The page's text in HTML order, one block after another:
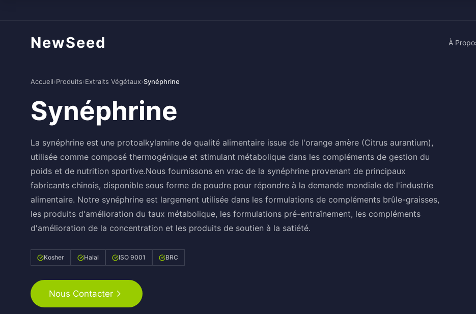
NewSeed À
Accueil›Produits›Extraits Végétaux›Synéphrine
Synéphrine
La synéphrine est une protoalkylamine de qualité alimentaire issue de l'orange amère (Citrus aurantium),
utilisée comme composé thermogénique et stimulant métabolique dans les compléments de gestion du
poids et de nutrition sportive.Nous fournissons en vrac de la synéphrine provenant de principaux
fabricants chinois, disponible sous forme de poudre pour répondre à la demande mondiale de l'industrie
alimentaire. Notre synéphrine est largement utilisée dans les formulations de compléments brûle-graisses,
les produits d'amélioration du taux métabolique, les formulations pré-entraînement, les compléments
d'amélioration de la concentration et les produits de soutien à la satiété.
Kosher Halal ISO 9001 BRC
Nous Contacter